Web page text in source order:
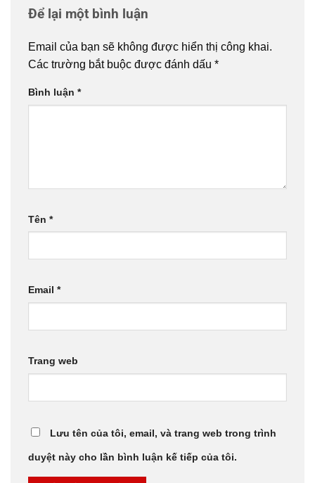
Để lại một bình luận
Email của bạn sẽ không được hiển thị công khai.
Các trường bắt buộc được đánh dấu *
Bình luận *
Tên *
Email *
Trang web
Lưu tên của tôi, email, và trang web trong trình
duyệt này cho lần bình luận kế tiếp của tôi.